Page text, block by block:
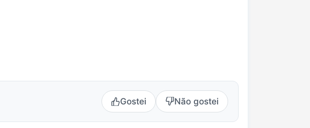
Gostei Não gostei